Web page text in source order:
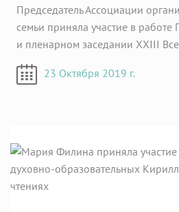
Председатель Ассоциации
семьи приняла участие в
и пленарном заседании XXIII
23 Октября 2019 г.